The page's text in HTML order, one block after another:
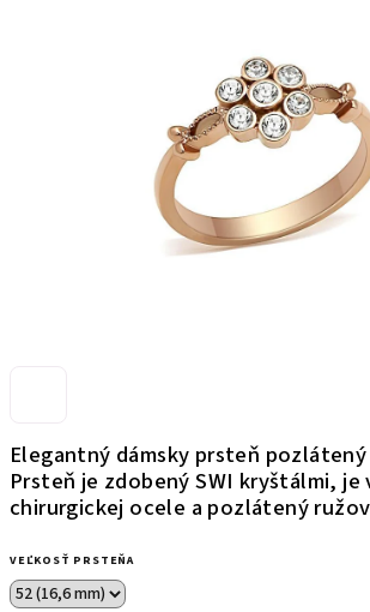
Elegantný dámsky prsteň
Prsteň je zdobený SWI kryštálmi, je
chirurgickej ocele a pozlátený
VEĽKOSŤ PRSTEŇA